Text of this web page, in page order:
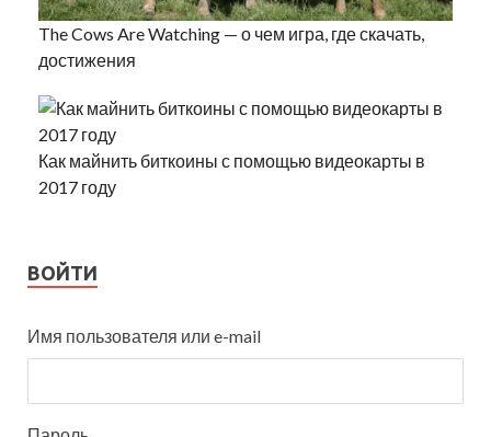
The Cows Are Watching — о чем игра, где скачать,
достижения
Как майнить биткоины с помощью видеокарты в
2017 году
ВОЙТИ
Имя пользователя или e-mail